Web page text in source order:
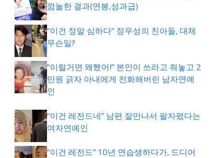
깜놀한 결과(연봉,성과급)
“이건 정말 심하다” 정우성의 친아들, 대체
무슨일?
“이럴거면 왜했어!” 본인이 쓰라고 줘놓고 2
만원 긁자 아내에게 전화해버린 남자연예
인
“이건 레전드네” 남편 잘만나서 팔자폈다는
여자연예인
“이건 레전드” 10년 연습생하다가, 드디어